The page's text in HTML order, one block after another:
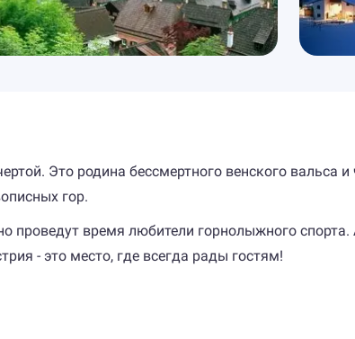
Это родина бессмертного венского вальса
гор.
проведут время любители горнолыжного
- это место, где всегда рады гостям!